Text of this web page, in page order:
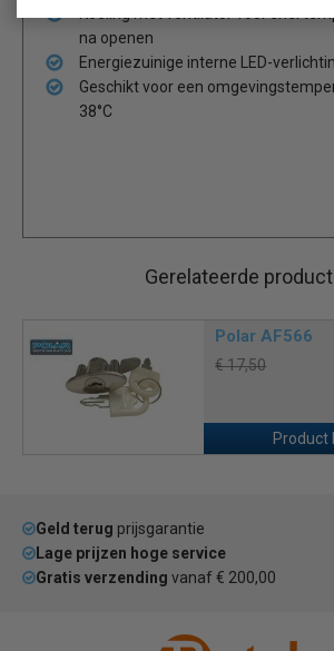
Koeling met ventilator voor snel
na openen
Energiezuinige interne LED-
Geschikt voor een
38°C
Gerelateerde
Polar AF566
€ 17,50
Product
Geld terug prijsgarantie
Lage prijzen hoge service
Gratis verzending vanaf € 200,00